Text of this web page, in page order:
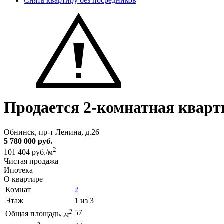
Продается 2-комнатная
Обнинск, пр-т Ленина, д.26
5 780 000 руб.
101 404 руб./м2
Чистая продажа
Ипотека
О квартире
Комнат
2
Этаж
1 из 3
Общая площадь, м2 57